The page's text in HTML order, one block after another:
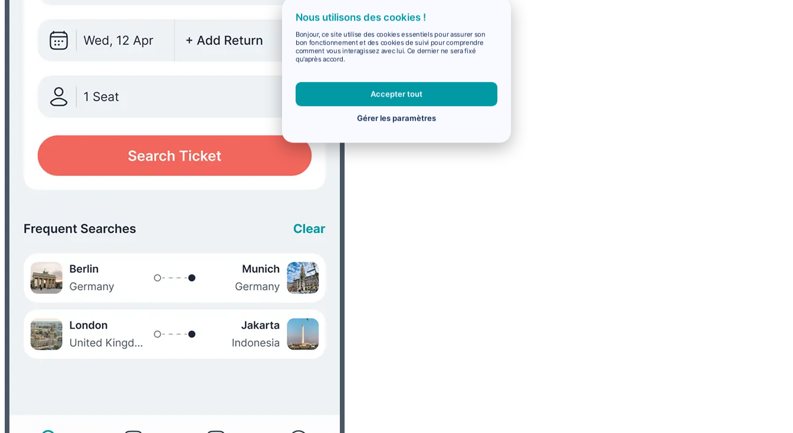
Nous utilisons des cookies !
Bonjour, ce site utilise des cookies essentiels pour assurer son
bon fonctionnement et des cookies de suivi pour comprendre
comment vous interagissez avec lui. Ce dernier ne sera fixé
qu'après accord.
Accepter tout
Gérer les paramètres